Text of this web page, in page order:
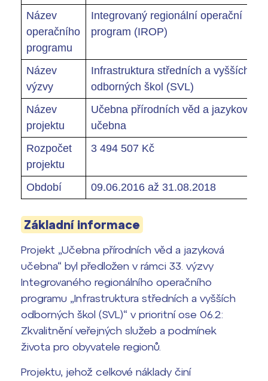
Press kit ›
nanečisto
Výsledky 1. kola přijímacího řízení
2026/2027
Maturitní zkoušky
Europass
FOCUSing
Zahraniční stipendia
ČAG studentský
Maturitní témata
Pomoc! Mám problém!
Harmonogram školního roku
Termíny maturit
vyhledávání
Bakaláři
Office 365
Název
operačního
programu
Integrovaný regionální operační
program (IROP)
Název
výzvy
Infrastruktura středních a vyšších
odborných škol (SVL)
Název
projektu
Učebna přírodních věd a jazyková
učebna
Rozpočet
projektu
3 494 507 Kč
Období 09.06.2016 až 31.08.2018
Základní informace
Projekt „Učebna přírodních věd a jazyková
učebna“ byl předložen v rámci 33. výzvy
Integrovaného regionálního operačního
programu „Infrastruktura středních a vyšších
odborných škol (SVL)“ v prioritní ose 06.2:
Zkvalitnění veřejných služeb a podmínek
života pro obyvatele regionů.
Projektu, jehož celkové náklady činí